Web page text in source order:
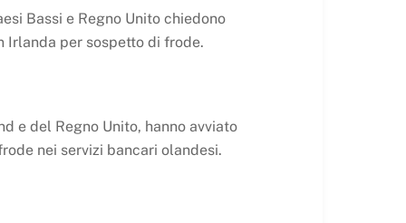
Bassi e Regno Unito chiedono
Irlanda per sospetto di frode.
e del Regno Unito, hanno avviato
nei servizi bancari olandesi.